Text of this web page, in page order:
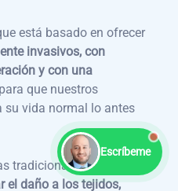
está basado en ofrecer
invasivos, con
y con una
para que nuestros
su vida normal lo antes
tradicionales, nuestras
el daño a los tejidos,
Escríbeme